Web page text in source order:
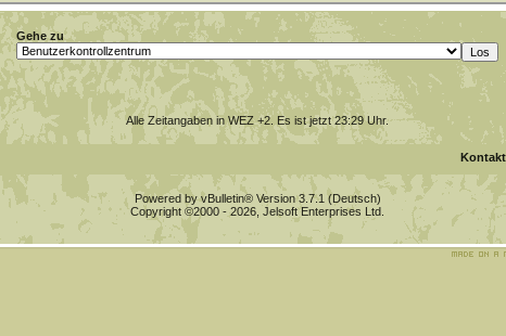
Gehe zu
Alle Zeitangaben in WEZ +2. Es ist jetzt23:29Uhr.
Kontakt
Powered by vBulletin® Version 3.7.1 (Deutsch)
Copyright ©2000 - 2026, Jelsoft Enterprises Ltd.